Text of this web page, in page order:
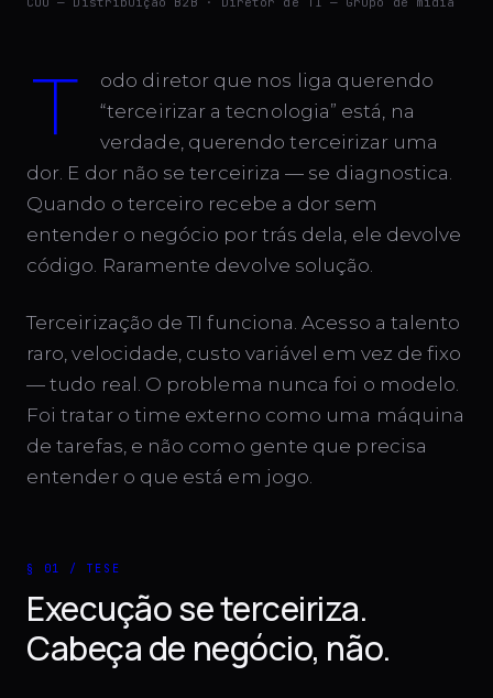
t
odo diretor que nos liga querendo
“terceirizar a tecnologia” está, na
verdade, querendo terceirizar uma
dor. E dor não se terceiriza — se diagnostica.
Quando o terceiro recebe a dor sem
entender o negócio por trás dela, ele devolve
código. Raramente devolve solução.
Terceirização de TI funciona. Acesso a talento
raro, velocidade, custo variável em vez de fixo
— tudo real. O problema nunca foi o modelo.
Foi tratar o time externo como uma máquina
de tarefas, e não como gente que precisa
entender o que está em jogo.
§ 01 / TESE
Execução se terceiriza.
Cabeça de negócio, não.